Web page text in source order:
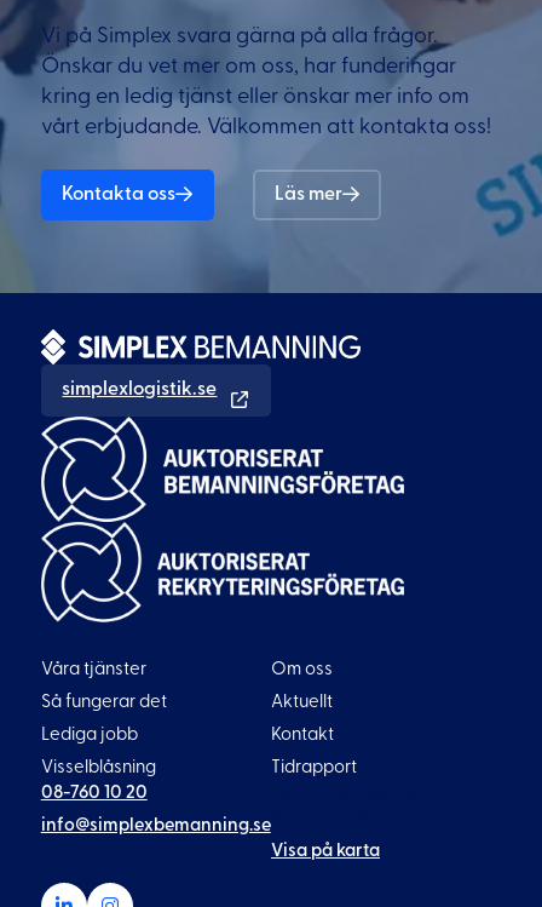
Vi på Simplex svara gärna på alla frågor.
Önskar du vet mer om oss, har funderingar
kring en ledig tjänst eller önskar mer info om
vårt erbjudande. Välkommen att kontakta oss!
Kontakta oss Läs mer
simplexlogistik.se
08-760 10 20
info@simplexbemanning.se
Visa på karta
Våra tjänster
Så fungerar det
Lediga jobb
Visselblåsning
Om oss
Aktuellt
Kontakt
Tidrapport